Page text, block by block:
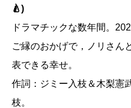
🍐)
ドラマチックな数年間。
ご縁のおかげで，ノリさん
表できる幸せ。
作詞：ジミー入枝＆木梨憲
枝。